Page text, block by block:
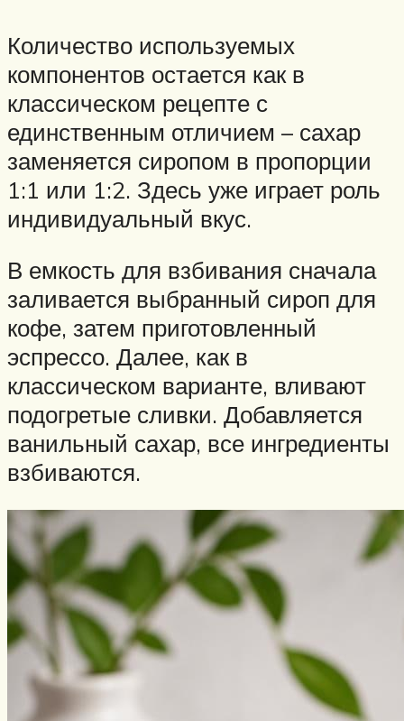
Количество используемых
компонентов остается как в
классическом рецепте с
единственным отличием – сахар
заменяется сиропом в пропорции
1:1 или 1:2. Здесь уже играет роль
индивидуальный вкус.
В емкость для взбивания сначала
заливается выбранный сироп для
кофе, затем приготовленный
эспрессо. Далее, как в
классическом варианте, вливают
подогретые сливки. Добавляется
ванильный сахар, все ингредиенты
взбиваются.